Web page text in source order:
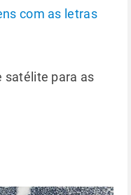
com as letras
satélite para as